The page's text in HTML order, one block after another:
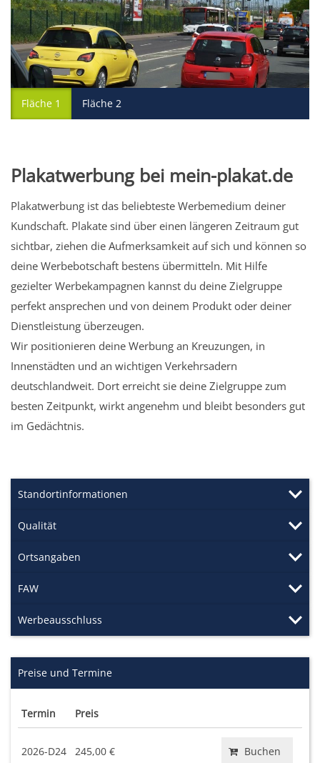
Fläche 1 Fläche 2
Plakatwerbung bei mein-plakat.de
Plakatwerbung ist das beliebteste Werbemedium deiner
Kundschaft. Plakate sind über einen längeren Zeitraum gut
sichtbar, ziehen die Aufmerksamkeit auf sich und können so
deine Werbebotschaft bestens übermitteln. Mit Hilfe
gezielter Werbekampagnen kannst du deine Zielgruppe
perfekt ansprechen und von deinem Produkt oder deiner
Dienstleistung überzeugen.
Wir positionieren deine Werbung an Kreuzungen, in
Innenstädten und an wichtigen Verkehrsadern
deutschlandweit. Dort erreicht sie deine Zielgruppe zum
besten Zeitpunkt, wirkt angenehm und bleibt besonders gut
im Gedächtnis.
Standortinformationen
Qualität
Ortsangaben
FAW
Werbeausschluss
Preise und Termine
Termin Preis
2026-D24 245,00 € Buchen